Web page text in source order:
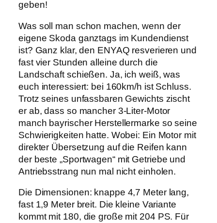
geben!
Was soll man schon machen, wenn der
eigene Skoda ganztags im Kundendienst
ist? Ganz klar, den ENYAQ resverieren und
fast vier Stunden alleine durch die
Landschaft schießen. Ja, ich weiß, was
euch interessiert: bei 160km/h ist Schluss.
Trotz seines unfassbaren Gewichts zischt
er ab, dass so mancher 3-Liter-Motor
manch bayrischer Herstellermarke so seine
Schwierigkeiten hatte. Wobei: Ein Motor mit
direkter Übersetzung auf die Reifen kann
der beste „Sportwagen“ mit Getriebe und
Antriebsstrang nun mal nicht einholen.
Die Dimensionen: knappe 4,7 Meter lang,
fast 1,9 Meter breit. Die kleine Variante
kommt mit 180, die große mit 204 PS. Für